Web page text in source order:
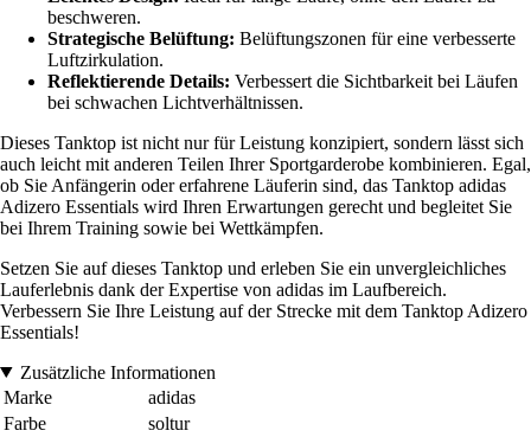
beschweren.
Strategische Belüftung: Belüftungszonen für eine verbesserte
Luftzirkulation.
Reflektierende Details: Verbessert die Sichtbarkeit bei Läufen
bei schwachen Lichtverhältnissen.
Dieses Tanktop ist nicht nur für Leistung konzipiert, sondern lässt sich
auch leicht mit anderen Teilen Ihrer Sportgarderobe kombinieren. Egal,
ob Sie Anfängerin oder erfahrene Läuferin sind, das Tanktop adidas
Adizero Essentials wird Ihren Erwartungen gerecht und begleitet Sie
bei Ihrem Training sowie bei Wettkämpfen.
Setzen Sie auf dieses Tanktop und erleben Sie ein unvergleichliches
Lauferlebnis dank der Expertise von adidas im Laufbereich.
Verbessern Sie Ihre Leistung auf der Strecke mit dem Tanktop Adizero
Essentials!
Zusätzliche Informationen
Marke
adidas
Farbe
soltur